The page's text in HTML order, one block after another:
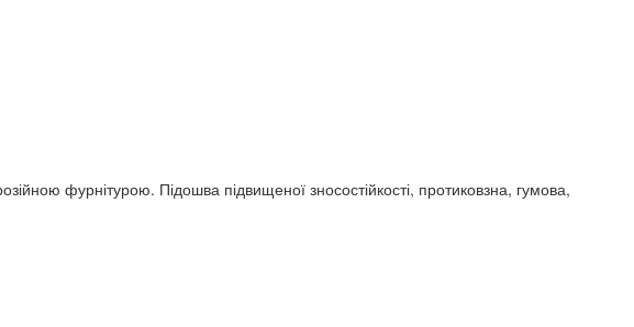
фурнітурою. Підошва підвищеної зносостійкості, протиковзна, гумова,